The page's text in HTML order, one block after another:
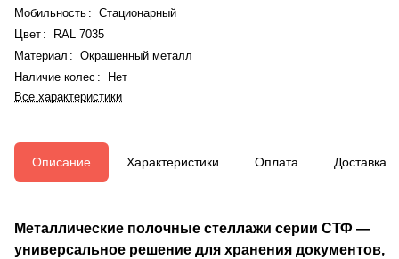
Мобильность : Стационарный
Цвет :
RAL 7035
Материал : Окрашенный металл
Наличие колес :
Нет
Все характеристики
Описание Характеристики Оплата Доставка
Металлические полочные стеллажи серии СТФ —
универсальное решение для хранения документов,